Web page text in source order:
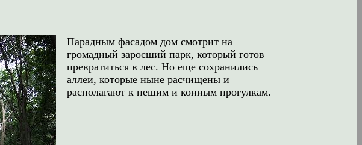
Парадным фасадом дом смотрит на
громадный заросший парк, который готов
превратиться в лес. Но еще сохранились
аллеи, которые ныне расчищены и
располагают к пешим и конным прогулкам.